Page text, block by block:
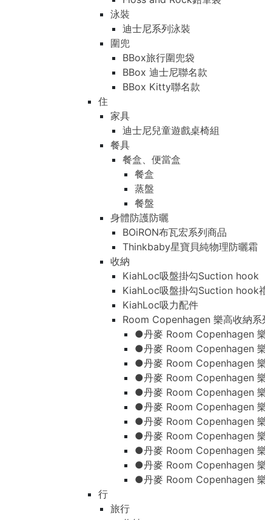
泳裝
迪士尼系列泳裝
圍兜
BBox旅行圍兜袋
BBox 迪士尼聯名款
BBox Kitty聯名款
住
家具
迪士尼兒童遊戲桌椅組
餐具
餐盒、便當盒
餐盒
蒸盤
餐盤
身體防護防曬
BOiRON布瓦宏系列商品
Thinkbaby星寶貝純物理防曬霜
收納
KiahLoc吸盤掛勾Suction hook
KiahLoc吸盤掛勾Suction hook
KiahLoc吸力配件
Room Copenhagen 樂高收納系
●丹麥 Room Copenhagen 樂
●丹麥 Room Copenhagen 樂
●丹麥 Room Copenhagen 樂
●丹麥 Room Copenhagen 樂
●丹麥 Room Copenhagen 樂
●丹麥 Room Copenhagen 樂
●丹麥 Room Copenhagen 樂
●丹麥 Room Copenhagen 樂
●丹麥 Room Copenhagen 樂
●丹麥 Room Copenhagen 樂
●丹麥 Room Copenhagen 樂
行
旅行